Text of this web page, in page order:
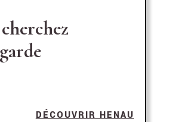
DÉCOUVRIR HENAU